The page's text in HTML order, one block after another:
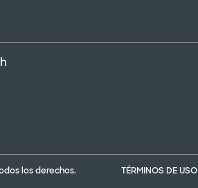
los derechos. TÉRMINOS DE USO